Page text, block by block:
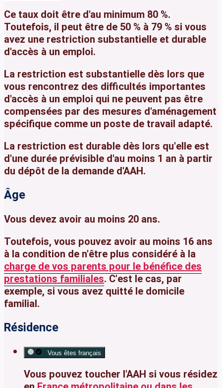
Ce taux doit être d'au minimum 80 %.
Toutefois, il peut être de 50 % à 79 % si vous
avez une restriction substantielle et durable
d'accès à un emploi.
La restriction est substantielle dès lors que
vous rencontrez des difficultés importantes
d'accès à un emploi qui ne peuvent pas être
compensées par des mesures d'aménagement
spécifique comme un poste de travail adapté.
La restriction est durable dès lors qu'elle est
d'une durée prévisible d'au moins 1 an à partir
du dépôt de la demande d'AAH.
Âge
Vous devez avoir au moins 20 ans.
Toutefois, vous pouvez avoir au moins 16 ans
à la condition de n'être plus considéré à la
charge de vos parents pour le bénéfice des
prestations familiales. C'est le cas, par
exemple, si vous avez quitté le domicile
familial.
Résidence
Vous êtes français
Vous pouvez toucher l'AAH si vous résidez